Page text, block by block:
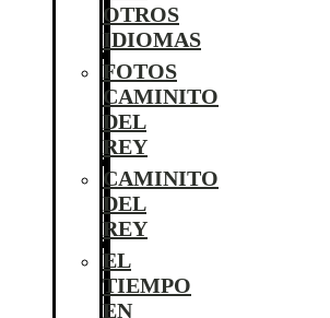
OTROS
IDIOMAS
FOTOS
CAMINITO
DEL
REY
CAMINITO
DEL
REY
EL
TIEMPO
EN